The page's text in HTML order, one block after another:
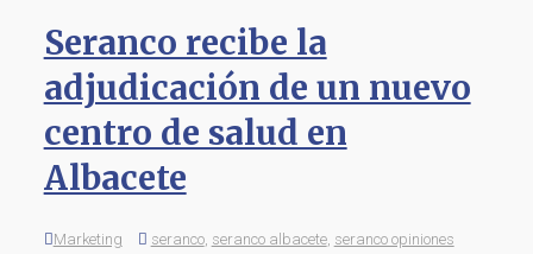
Seranco recibe la
adjudicación de un nuevo
centro de salud en
Albacete
Marketing seranco, seranco albacete, seranco opiniones